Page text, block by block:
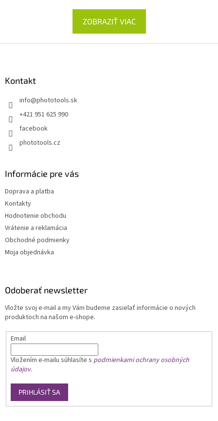
ZOBRAZIŤ VIAC
Kontakt
info@phototools.sk
+421 951 625 990
facebook
phototools.cz
Informácie pre vás
Doprava a platba
Kontakty
Hodnotenie obchodu
Vrátenie a reklamácia
Obchodné podmienky
Moja objednávka
Odoberať newsletter
Vložte svoj e-mail a my Vám budeme zasielať informácie o nových
produktoch na našom e-shope.
Email
Vložením e-mailu súhlasíte s podmienkami ochrany osobných
údajov.
PRIHLÁSIŤ SA